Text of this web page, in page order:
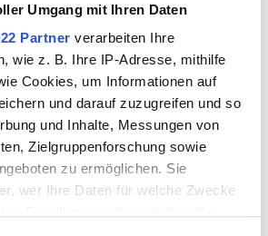
Umgang mit Ihren Daten
Partner verarbeiten Ihre
wie z. B. Ihre IP-Adresse, mithilfe
Cookies, um Informationen auf
und darauf zuzugreifen und so
und Inhalte, Messungen von
Zielgruppenforschung sowie
zu ermöglichen. Sie
wer Ihre Daten für welche Zwecke
Glasstein
Rautentropfen
40/24 aquamarin
8621506